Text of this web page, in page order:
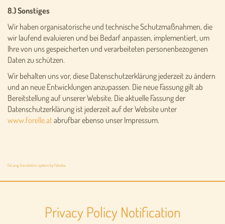
8.) Sonstiges
Wir haben organisatorische und technische Schutzmaßnahmen, die
wir laufend evaluieren und bei Bedarf anpassen, implementiert, um
Ihre von uns gespeicherten und verarbeiteten personenbezogenen
Daten zu schützen.
Wir behalten uns vor, diese Datenschutzerklärung jederzeit zu ändern
und an neue Entwicklungen anzupassen. Die neue Fassung gilt ab
Bereitstellung auf unserer Website. Die aktuelle Fassung der
Datenschutzerklärung ist jederzeit auf der Website unter
www.forelle.atabrufbar ebenso unser Impressum.
FaLang translation system by Faboba
Privacy Policy Notification